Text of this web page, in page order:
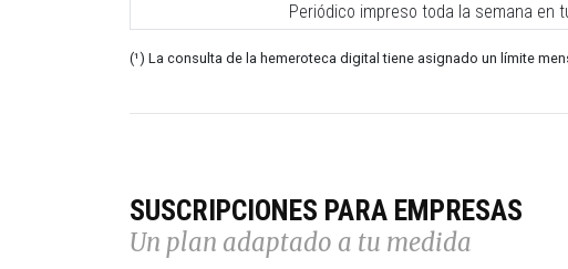
Periódico impreso toda la semana en
(¹) La consulta de la hemeroteca digital tiene asignado un límite
SUSCRIPCIONES PARA EMPRESAS
Un plan adaptado a tu medida